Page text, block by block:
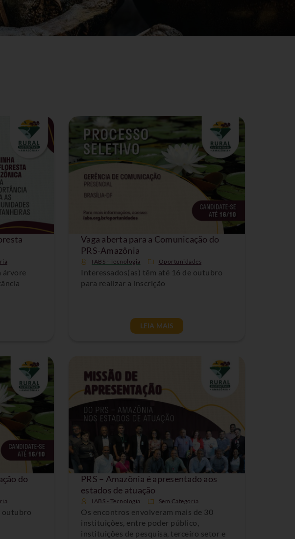
árvore
Vaga aberta para a Comunicação do
PRS-Amazônia
IABS - Tecnologia Oportunidades
Interessados(as) têm até 16 de outubro
para realizar a inscrição
LEIA MAIS
do
outubro
PRS – Amazônia é apresentado aos
estados de atuação
IABS - Tecnologia Sem Categoria
Os encontros envolveram mais de 30
instituições, entre poder público,
instituições de pesquisa, terceiro setor e